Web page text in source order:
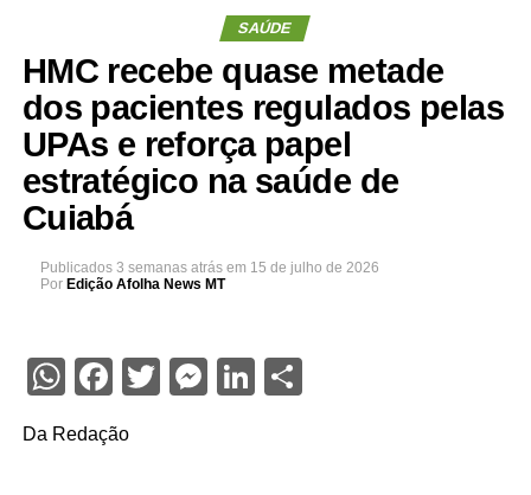
SAÚDE
HMC recebe quase metade
dos pacientes regulados pelas
UPAs e reforça papel
estratégico na saúde de
Cuiabá
Publicados 3 semanas atrás em 15 de julho de 2026
Por Edição Afolha News MT
WhatsApp
Facebook
Twitter
Messenger
LinkedIn
Share
Da Redação